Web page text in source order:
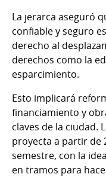
La jerarca aseguró
confiable y seguro
derecho al
derechos como la
esparcimiento.
Esto implicará
financiamiento y
claves de la ciudad.
proyecta a partir de
semestre, con la
en tramos para